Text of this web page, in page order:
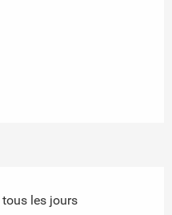
les jours